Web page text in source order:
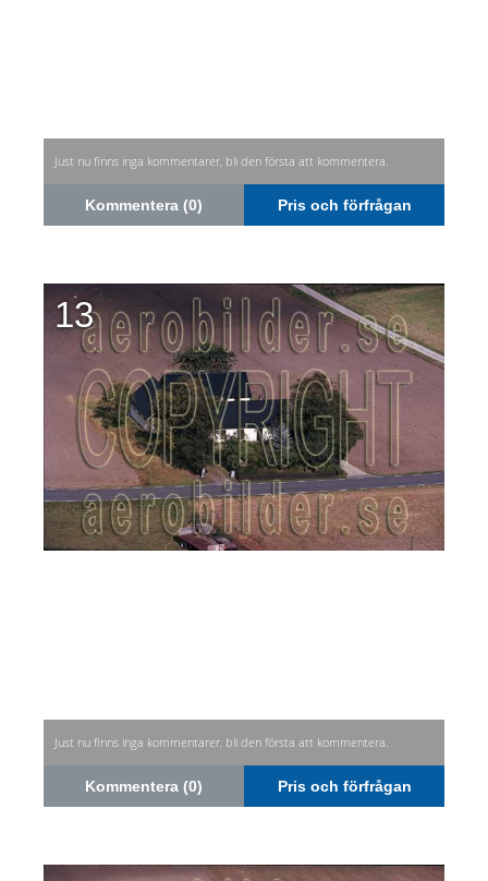
Just nu finns inga kommentarer, bli den första att kommentera.
Kommentera (0) Pris och förfrågan
13
Just nu finns inga kommentarer, bli den första att kommentera.
Kommentera (0) Pris och förfrågan